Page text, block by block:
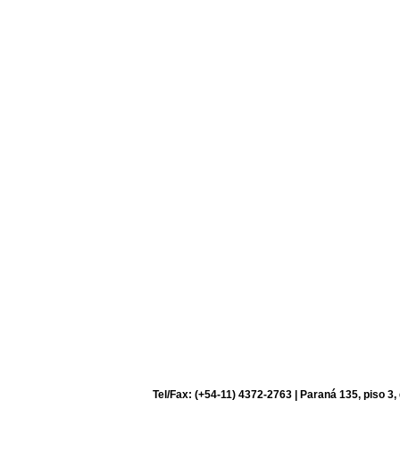
Tel/Fax: (+54-11) 4372-2763 | Paraná 135, piso